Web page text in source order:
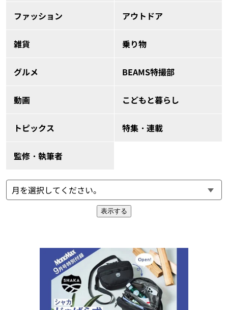
ファッション アウトドア
雑貨 乗り物
グルメ BEAMS特撮部
動画 こどもと暮らし
トピックス 特集・連載
監修・執筆者
表示する